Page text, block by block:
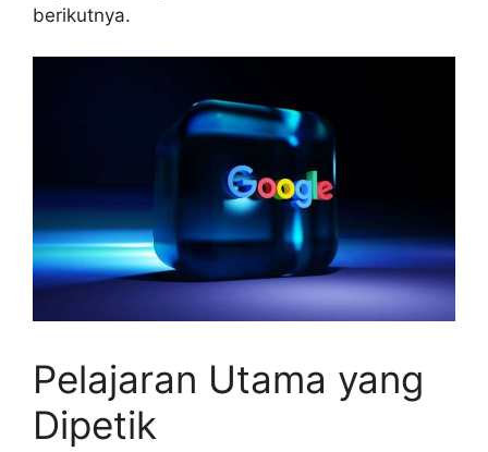
berikutnya.
Pelajaran Utama yang
Dipetik